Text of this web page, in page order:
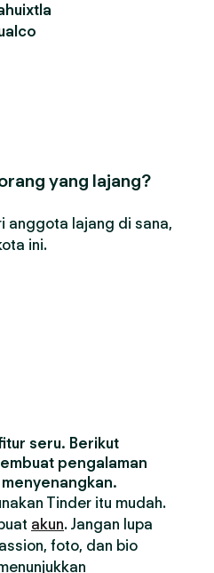
yang lajang?
anggota lajang di sana,
ini.
seru. Berikut
pengalaman
Tinder itu mudah.
akun. Jangan lupa
foto, dan bio